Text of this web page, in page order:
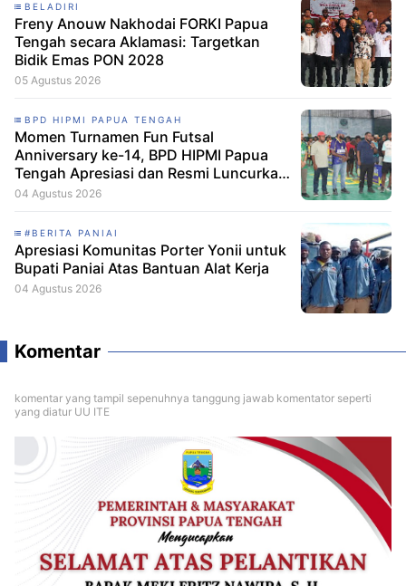
BELADIRI
Freny Anouw Nakhodai FORKI Papua
Tengah secara Aklamasi: Targetkan
Bidik Emas PON 2028
05 Agustus 2026
BPD HIPMI PAPUA TENGAH
Momen Turnamen Fun Futsal
Anniversary ke-14, BPD HIPMI Papua
Tengah Apresiasi dan Resmi Luncurkan
Skuad Baru Makamagu Papua FC
04 Agustus 2026
#BERITA PANIAI
Apresiasi Komunitas Porter Yonii untuk
Bupati Paniai Atas Bantuan Alat Kerja
04 Agustus 2026
Komentar
komentar yang tampil sepenuhnya tanggung jawab komentator seperti
yang diatur UU ITE